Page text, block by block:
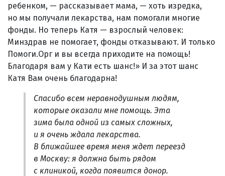
ребенком, — рассказывает мама, — хоть изредка,
но мы получали лекарства, нам помогали многие
фонды. Но теперь Катя — взрослый человек:
Минздрав не помогает, фонды отказывают. И только
Помоги.Орг и вы всегда приходите на помощь!
Благодаря вам у Кати есть шанс!» И за этот шанс
Катя Вам очень благодарна!
Спасибо всем неравнодушным людям,
которые оказали мне помощь. Эта
зима была одной из самых сложных,
и я очень ждала лекарства.
В ближайшее время меня ждет переезд
в Москву: я должна быть рядом
с клиникой, когда появится донор.